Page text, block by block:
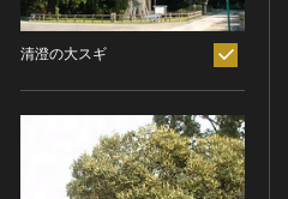
国指定文化財等データベース
清澄の大スギ
古墳 [日本]
飛鳥 [日本]
奈良 [日本]
平安 [日本]
鎌倉 [日本]
南北朝 [日本]
建造物
宗教建築
住居建築
近世以前その他
近代その他
所在地（都道府県）
所在地（都道府県）を選択
所在地（市区町村）
所在地（市区町村）を選択